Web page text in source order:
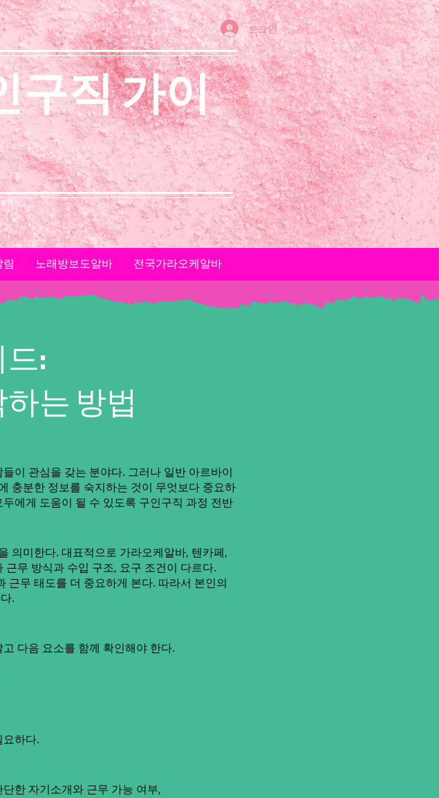
로그인
구직 가이
림 노래방보도알바 전국가라오케알바
:
는 방법
이 관심을 갖는 분야다. 그러나 일반 아르바이
충분한 정보를 숙지하는 것이 무엇보다 중요하
에게 도움이 될 수 있도록 구인구직 과정 전반
의미한다. 대표적으로 가라오케알바, 텐카페,
무 방식과 수입 구조, 요구 조건이 다르다.
근무 태도를 더 중요하게 본다. 따라서 본인의
.
다음 요소를 함께 확인해야 한다.
하다.
한 자기소개와 근무 가능 여부,